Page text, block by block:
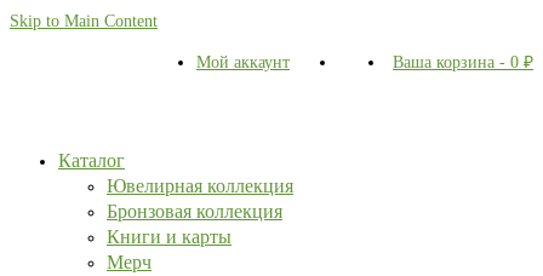
Skip to Main Content
Мой аккаунт Ваша корзина - 0 ₽
Каталог
Ювелирная коллекция
Бронзовая коллекция
Книги и карты
Мерч